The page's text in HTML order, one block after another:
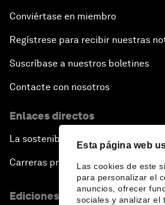
Esta página web
Las cookies de este
para personalizar el
anuncios, ofrecer
sociales y analizar el
Conviértase en miembro
Regístrese para recibir nuestras
Suscríbase a nuestros boletines
Contacte con nosotros
Enlaces directos
La sostenibilidad en el Foro
Carreras profesionales
Ediciones en otros idiomas